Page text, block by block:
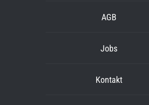
AGB
Jobs
Kontakt